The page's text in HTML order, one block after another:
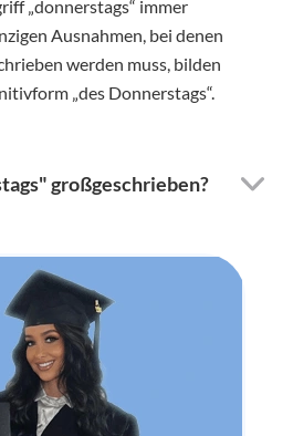
„donnerstags“ immer
Ausnahmen, bei denen
werden muss, bilden
„des Donnerstags“.
großgeschrieben?